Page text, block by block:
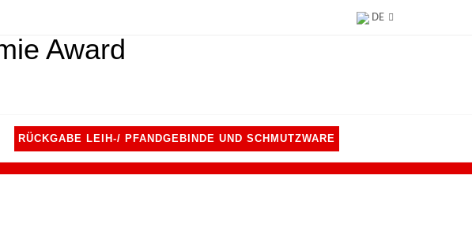
DE
RÜCKGABE LEIH-/ PFANDGEBINDE UND SCHMUTZWARE